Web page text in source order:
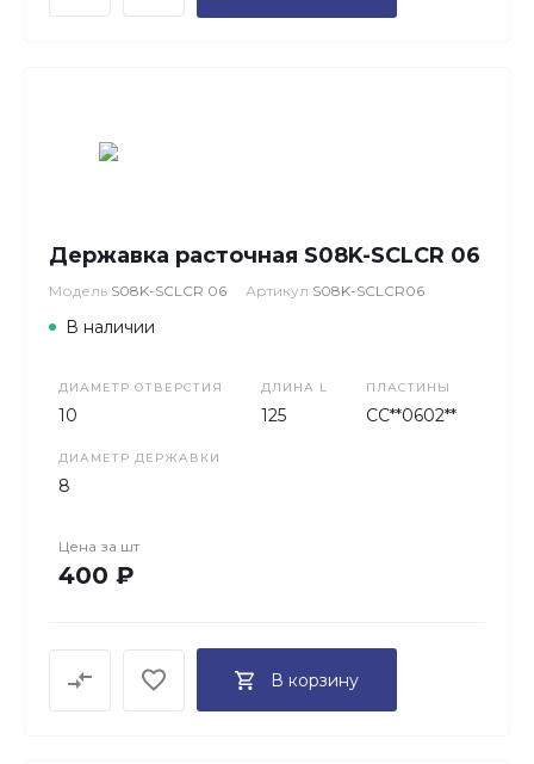
Державка расточная S08K-SCLCR 06
Модель S08K-SCLCR 06 Артикул S08K-SCLCR06
В наличии
ДИАМЕТР ОТВЕРСТИЯ
10
ДЛИНА L
125
ПЛАСТИНЫ
CC**0602**
ДИАМЕТР ДЕРЖАВКИ
8
Цена за шт
400 ₽
В корзину